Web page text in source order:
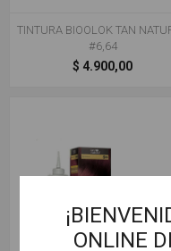
TINTURA BIOOLOK TAN
#6,64
$ 4.900,00
ONLINE